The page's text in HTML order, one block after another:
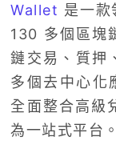
Wallet 是一款
130 多個區塊
鏈交易、質押
多個去中心化
全面整合高級
為一站式平台。